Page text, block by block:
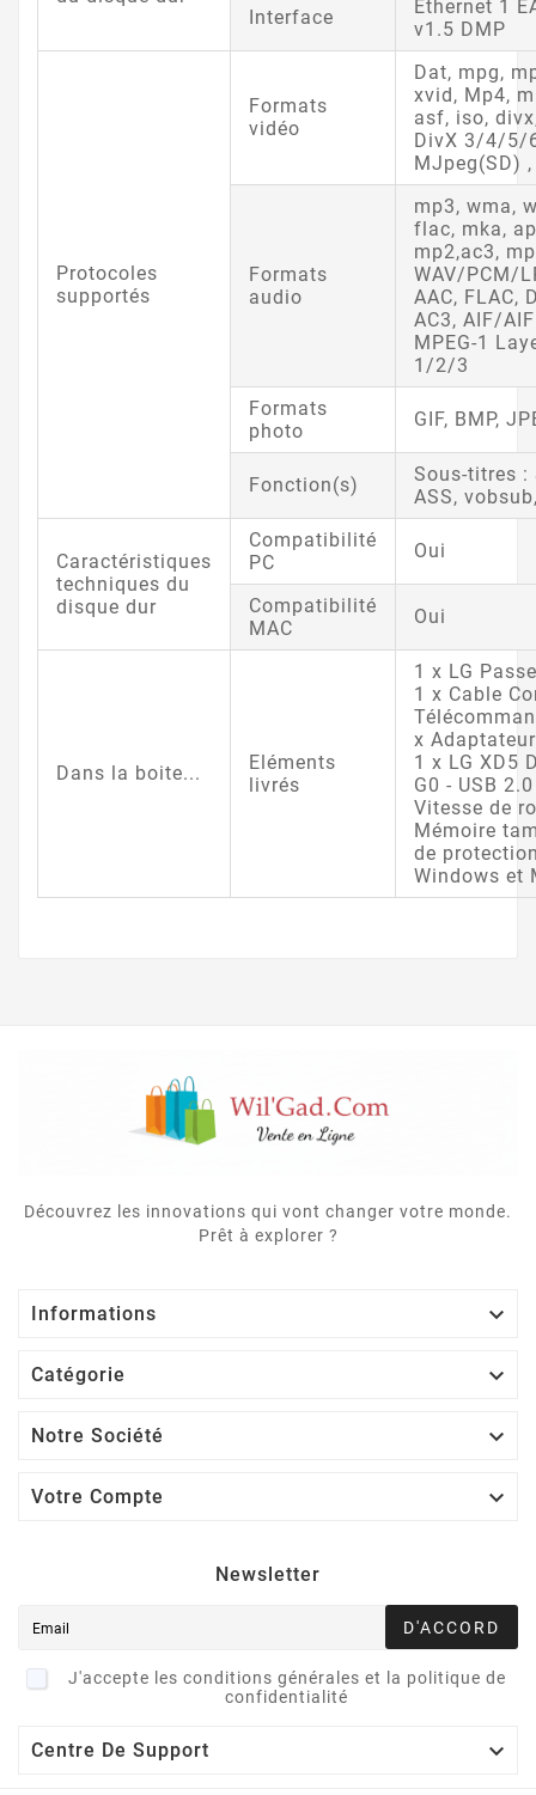
Interface
Ethernet 1
v1.5 DMP
Protocoles
supportés
Formats
vidéo
Dat, mpg,
xvid, Mp4,
asf, iso,
DivX 3/4/5/
MJpeg(SD) ,
Formats
audio
mp3, wma,
flac, mka,
mp2,ac3,
WAV/PCM/
AAC, FLAC,
AC3, AIF/
MPEG-1
1/2/3
Formats
photo
GIF, BMP,
Fonction(s)
Sous-titres :
ASS,
Caractéristiques
techniques du
disque dur
Compatibilité
PC
Oui
Compatibilité
MAC
Oui
Dans la boite...
Eléments
livrés
1 x LG
1 x Cable
x
1 x LG XD5
G0 - USB
Vitesse de
Mémoire
de
Windows et
Découvrez les innovations qui vont changer votre monde.
Prêt à explorer ?
Informations 
Catégorie 
Notre Société 
Votre Compte 
Newsletter
D'ACCORD
J'accepte les conditions générales et la politique de
confidentialité
Centre De Support 